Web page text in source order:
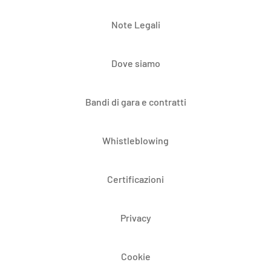
Note Legali
Dove siamo
Bandi di gara e contratti
Whistleblowing
Certificazioni
Privacy
Cookie